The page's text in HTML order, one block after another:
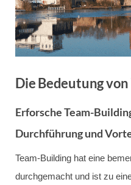
Die Bedeutung
Erforsche Team-
Durchführung und
Team-Building hat eine
durchgemacht und ist zu